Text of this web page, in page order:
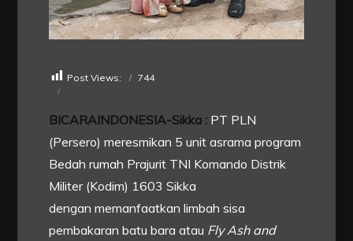
Post Views: 744
BICARAINDONESIA-Sikka : PT PLN
(Persero) meresmikan 5 unit asrama program
Bedah rumah Prajurit TNI Komando Distrik
Militer (Kodim) 1603 Sikka
dengan memanfaatkan limbah sisa
pembakaran batu bara atau Fly Ash and